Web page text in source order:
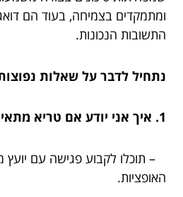
ומתמקדים בצמיחה, בעוד הם
התשובות הנכונות.
נתחיל לדבר על שאלות
1. איך אני יודע אם טריא מתאימה לי?
– תוכלו לקבוע פגישה עם יועץ
האופציות.